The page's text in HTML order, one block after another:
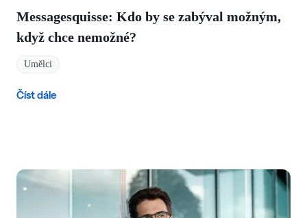
Messagesquisse: Kdo by se zabýval možným,
když chce nemožné?
Umělci
Číst dále